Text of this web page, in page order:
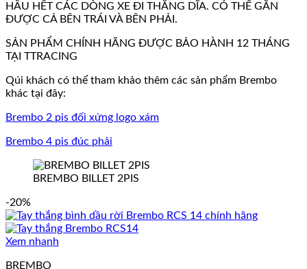
HẦU HẾT CÁC DÒNG XE ĐI THẮNG DĨA. CÓ THỂ GẮN
ĐƯỢC CẢ BÊN TRÁI VÀ BÊN PHẢI.
SẢN PHẨM CHÍNH HÃNG ĐƯỢC BẢO HÀNH 12 THÁNG
TẠI TTRACING
Qúi khách có thể tham khảo thêm các sản phẩm Brembo
khác tại đây:
Brembo 2 pis đối xứng logo xám
Brembo 4 pis đúc phải
BREMBO BILLET 2PIS
-20%
Xem nhanh
BREMBO